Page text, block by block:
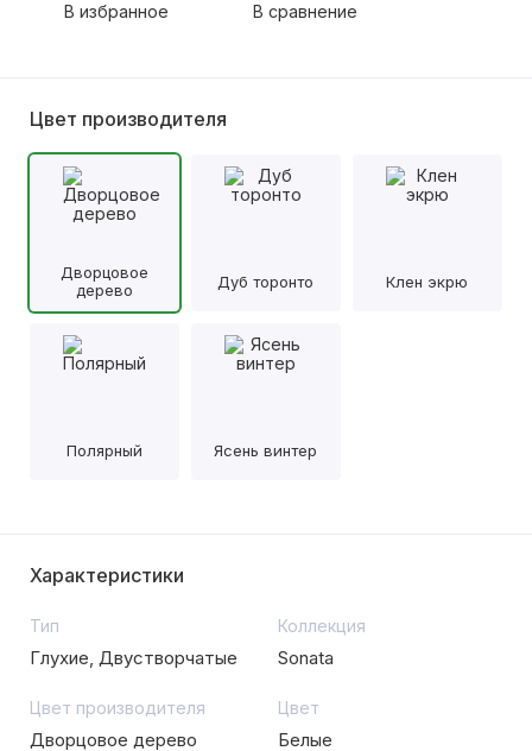
В избранное В сравнение
Цвет производителя
Дворцовое
дерево
Дуб торонто Клен экрю
Полярный Ясень винтер
Характеристики
Тип
Глухие, Двустворчатые
Коллекция
Sonata
Цвет производителя
Дворцовое дерево
Цвет
Белые